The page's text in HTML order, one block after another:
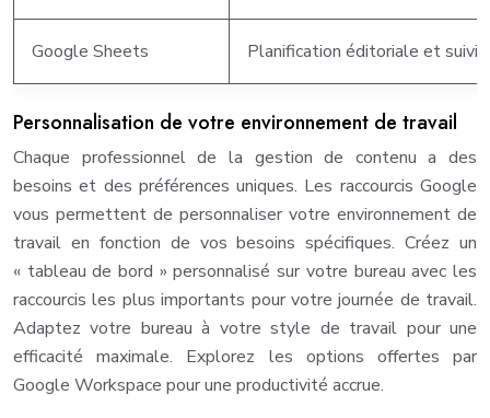
Google Sheets Planification éditoriale et suivi
Personnalisation de votre environnement de travail
Chaque professionnel de la gestion de contenu a des
besoins et des préférences uniques. Les raccourcis Google
vous permettent de personnaliser votre environnement de
travail en fonction de vos besoins spécifiques. Créez un
« tableau de bord » personnalisé sur votre bureau avec les
raccourcis les plus importants pour votre journée de travail.
Adaptez votre bureau à votre style de travail pour une
efficacité maximale. Explorez les options offertes par
Google Workspace pour une productivité accrue.